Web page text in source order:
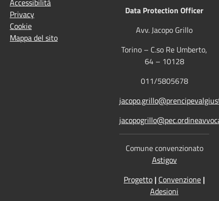
Privacy
Cookie
Mappa del sito
Data Protection Officer
Avv. Jacopo Grillo
Torino – C.so Re Umberto,
64 – 10128
011/5805678
Comune convenzionato
Astigov
Progetto | Convenzione |
Adesioni